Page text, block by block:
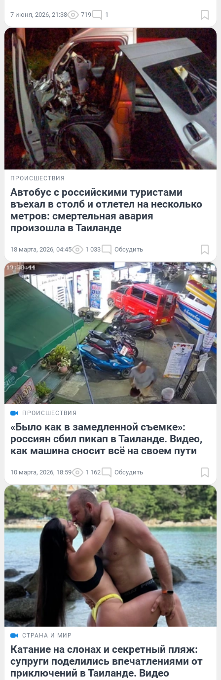
7 июня, 2026, 21:38 719 1
ПРОИСШЕСТВИЯ
Автобус с российскими туристами
въехал в столб и отлетел на несколько
метров: смертельная авария
произошла в Таиланде
18 марта, 2026, 04:45 1 033 Обсудить
ПРОИСШЕСТВИЯ
«Было как в замедленной съемке»:
россиян сбил пикап в Таиланде. Видео,
как машина сносит всё на своем пути
10 марта, 2026, 18:59 1 162 Обсудить
СТРАНА И МИР
Катание на слонах и секретный пляж:
супруги поделились впечатлениями от
приключений в Таиланде. Видео